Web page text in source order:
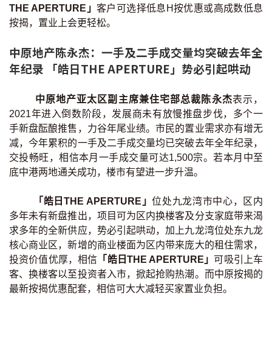
THE APERTURE」客户可选择低息H按优惠或高成数低息
按揭，置业上会更轻松。
中原地产陈永杰：一手及二手成交量均突破去年全
年纪录 「皓日THE APERTURE」势必引起哄动
中原地产亚太区副主席兼住宅部总裁陈永杰表示，
2021年进入倒数阶段，发展商未有放慢推盘步伐，多个一
手新盘酝酿推售，力谷年尾业绩。市民的置业需求亦有增无
减，今年累积的一手及二手成交量均已突破去年全年纪录，
交投畅旺，相信本月一手成交量可达1,500宗。若本月中至
底中港两地通关成功，楼市有望进一步升温。
「皓日THE APERTURE」位处九龙湾市中心，区内
多年未有新盘推出，项目可为区内换楼客及分支家庭带来渴
求多年的全新供应，势必引起哄动，加上九龙湾位处东九龙
核心商业区，新增的商业楼面为区内带来庞大的租住需求，
投资价值优厚，相信 「皓日THE APERTURE」可吸引上车
客、换楼客以至投资者入市，掀起抢购热潮。而中原按揭的
最新按揭优惠配套，相信可大大减轻买家置业负担。